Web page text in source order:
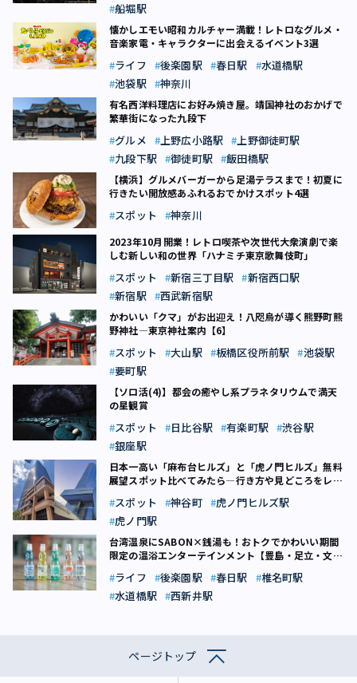
船堀駅
懐かしエモい昭和カルチャー満載！レトロなグルメ・
音楽家電・キャラクターに出会えるイベント3選
ライフ 後楽園駅 春日駅
水道橋駅
池袋駅
神奈川
有名西洋料理店にお好み焼き屋。靖国神社のおかげで
繁華街になった九段下
グルメ 上野広小路駅
上野御徒町駅
九段下駅
御徒町駅 飯田橋駅
【横浜】グルメバーガーから足湯テラスまで！初夏に
行きたい開放感あふれるおでかけスポット4選
スポット 神奈川
2023年10月開業！レトロ喫茶や次世代大衆演劇で楽
しむ新しい和の世界「ハナミチ東京歌舞伎町」
スポット 新宿三丁目駅
新宿西口駅
新宿駅
西武新宿駅
かわいい「クマ」がお出迎え！八咫烏が導く熊野町熊
野神社―東京神社案内【6】
スポット 大山駅 板橋区役所前駅
池袋駅
要町駅
【ソロ活(4)】都会の癒やし系プラネタリウムで満天
の星観賞
スポット 日比谷駅 有楽町駅
渋谷駅
銀座駅
日本一高い「麻布台ヒルズ」と「虎ノ門ヒルズ」無料
展望スポット比べてみたら―行き方や見どころをレポ
スポット 神谷町
虎ノ門ヒルズ駅
虎ノ門駅
台湾温泉にSABON×銭湯も！おトクでかわいい期間
限定の温浴エンターテインメント【豊島・足立・文京
ライフ 後楽園駅 春日駅
椎名町駅
水道橋駅
西新井駅
ページトップ